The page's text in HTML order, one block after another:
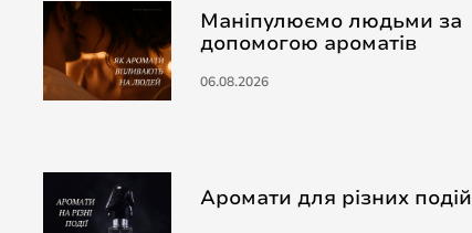
Маніпулюємо людьми за
допомогою ароматів
06.08.2026
Аромати для різних подій